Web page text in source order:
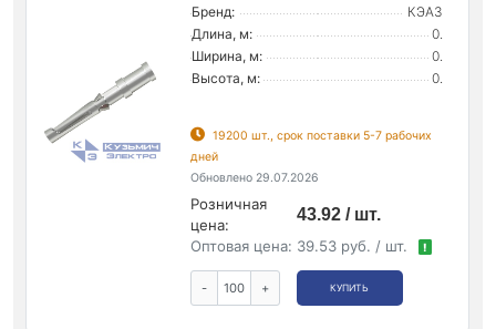
Бренд:
КЭАЗ
Длина, м:
0.
Ширина, м:
0.
Высота, м:
0.
19200 шт., срок поставки 5-7 рабочих
дней
Обновлено 29.07.2026
Розничная
цена:
43.92 / шт.
Оптовая цена: 39.53 руб. / шт. !
- + КУПИТЬ